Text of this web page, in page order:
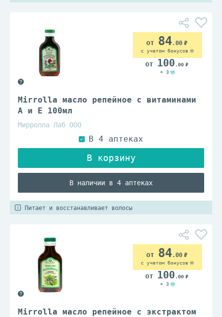
Mirrolla масло репейное с витаминами
А и Е 100мл
Мирролла Лаб ООО
В наличии в 4 аптеках
84.00
с учетом бонусов
100 .00
+ 3
Питает и восстанавливает волосы
Mirrolla масло репейное с экстрактом
84.00
с учетом бонусов
100 .00
+ 3